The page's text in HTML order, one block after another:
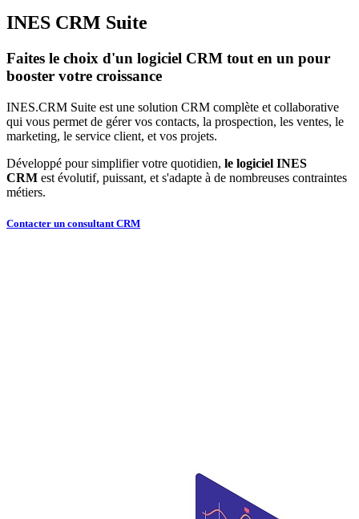
INES CRM Suite
Faites le choix d'un logiciel CRM tout en un pour
booster votre croissance
INES.CRM Suite est une solution CRM complète et collaborative
qui vous permet de gérer vos contacts, la prospection, les ventes, le
marketing, le service client, et vos projets.
Développé pour simplifier votre quotidien, le logiciel INES
CRM est évolutif, puissant, et s'adapte à de nombreuses contraintes
métiers.
Contacter un consultant CRM